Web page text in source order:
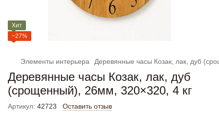
Хит
−27%
Элементы интерьера Деревянные часы Козак, лак, дуб
Деревянные часы Козак, лак, дуб
(срощенный), 26мм, 320×320, 4 кг
Артикул: 42723 Оставить отзыв